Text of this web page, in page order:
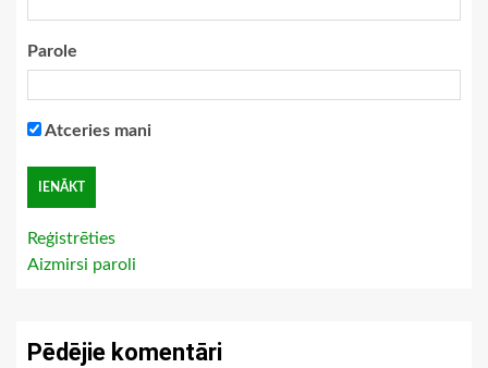
Parole
Atceries mani
Reģistrēties
Aizmirsi paroli
Pēdējie komentāri